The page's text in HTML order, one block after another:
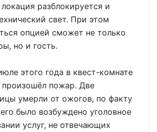
разблокируется и
свет. При этом
опцией сможет не только
но и гость.
этого года в квест-комнате
произошёл пожар. Две
умерли от ожогов, по факту
было возбуждено уголовное
услуг, не отвечающих